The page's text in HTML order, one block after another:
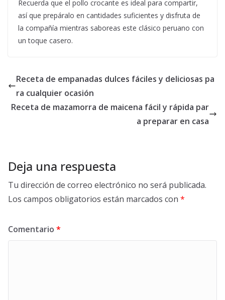
Recuerda que el pollo crocante es ideal para compartir,
así que prepáralo en cantidades suficientes y disfruta de
la compañía mientras saboreas este clásico peruano con
un toque casero.
Receta de empanadas dulces fáciles y deliciosas pa
ra cualquier ocasión
Receta de mazamorra de maicena fácil y rápida par
a preparar en casa
Deja una respuesta
Tu dirección de correo electrónico no será publicada.
Los campos obligatorios están marcados con *
Comentario *